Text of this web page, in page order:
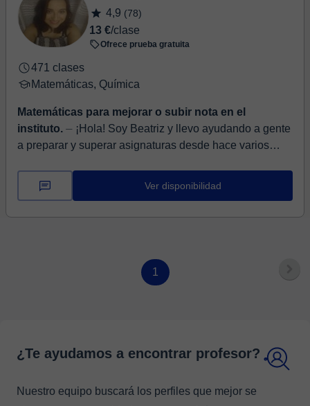
4,9 (78)
13 €/clase
Ofrece prueba gratuita
471 clases
Matemáticas, Química
Matemáticas para mejorar o subir nota en el
instituto. ⏤ ¡Hola! Soy Beatriz y llevo ayudando a gente
a preparar y superar asignaturas desde hace varios
Ver disponibilidad
1
¿Te ayudamos a encontrar profesor?
Nuestro equipo buscará los perfiles que mejor se